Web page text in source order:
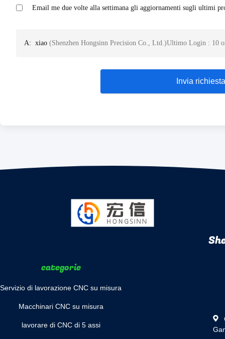
Email me due volte alla settimana gli aggiornamenti sugli ultimi
A: xiao (Shenzhen Hongsinn Precision Co., Ltd.)Ultimo Login : 10
Invia richiesta
categorie
Servizio di lavorazione CNC su misura
Macchinari CNC su misura
lavorare di CNC di 5 assi